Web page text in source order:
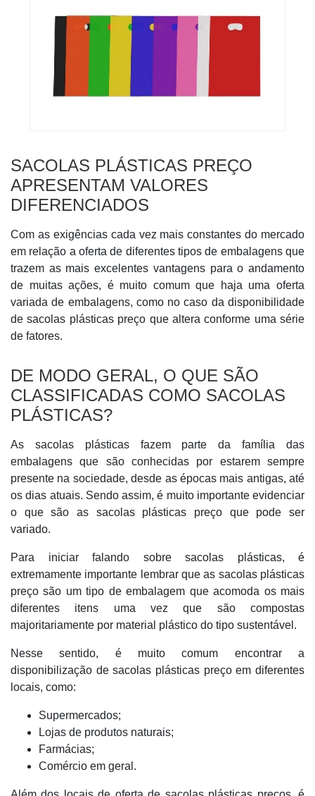
SACOLAS PLÁSTICAS PREÇO
APRESENTAM VALORES
DIFERENCIADOS
Com as exigências cada vez mais constantes do mercado
em relação a oferta de diferentes tipos de embalagens que
trazem as mais excelentes vantagens para o andamento
de muitas ações, é muito comum que haja uma oferta
variada de embalagens, como no caso da disponibilidade
de sacolas plásticas preço que altera conforme uma série
de fatores.
DE MODO GERAL, O QUE SÃO
CLASSIFICADAS COMO SACOLAS
PLÁSTICAS?
As sacolas plásticas fazem parte da família das
embalagens que são conhecidas por estarem sempre
presente na sociedade, desde as épocas mais antigas, até
os dias atuais. Sendo assim, é muito importante evidenciar
o que são as sacolas plásticas preço que pode ser
variado.
Para iniciar falando sobre sacolas plásticas, é
extremamente importante lembrar que as sacolas plásticas
preço são um tipo de embalagem que acomoda os mais
diferentes itens uma vez que são compostas
majoritariamente por material plástico do tipo sustentável.
Nesse sentido, é muito comum encontrar a
disponibilização de sacolas plásticas preço em diferentes
locais, como:
Supermercados;
Lojas de produtos naturais;
Farmácias;
Comércio em geral.